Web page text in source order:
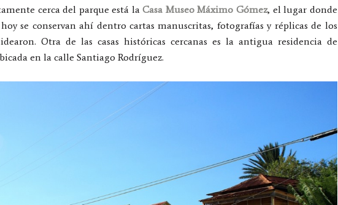
cerca del parque está laCasa Museo Máximo Gómez, el lugar donde
se conservan ahí dentro cartas manuscritas, fotografías y réplicas de los
Otra de las casas históricas cercanas es la antigua residencia de
en la calle Santiago Rodríguez.